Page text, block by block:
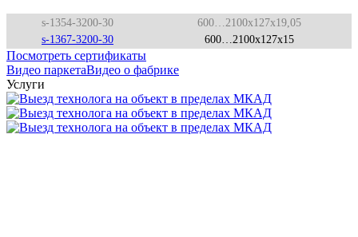
s-1354-3200-30
600…2100x127x19,05
s-1367-3200-30
600…2100x127x15
Посмотреть сертификаты
Видео паркетаВидео о фабрике
Услуги